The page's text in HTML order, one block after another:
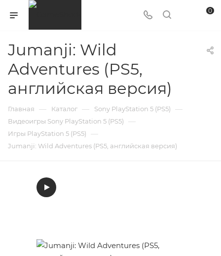
0
Jumanji: Wild
Adventures (PS5,
английская версия)
Главная — Каталог — Sony PlayStation 5 (PS5) —
Видеоигры Sony PlayStation 5 (PS5) —
Игры PlayStation 5 (PS5) —
Jumanji: Wild Adventures (PS5, английская версия)